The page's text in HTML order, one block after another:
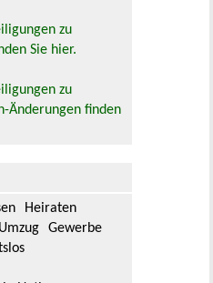
zu
Sie hier.
zu
Änderungen finden
Heiraten
Umzug
Gewerbe